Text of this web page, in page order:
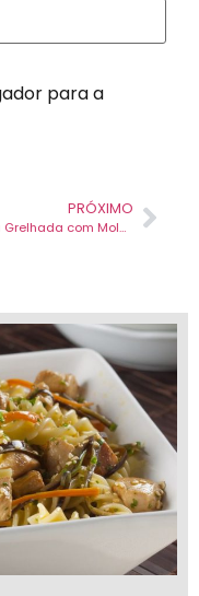
para a
PRÓXIMO
Berinjela Grelhada com Molho Especial